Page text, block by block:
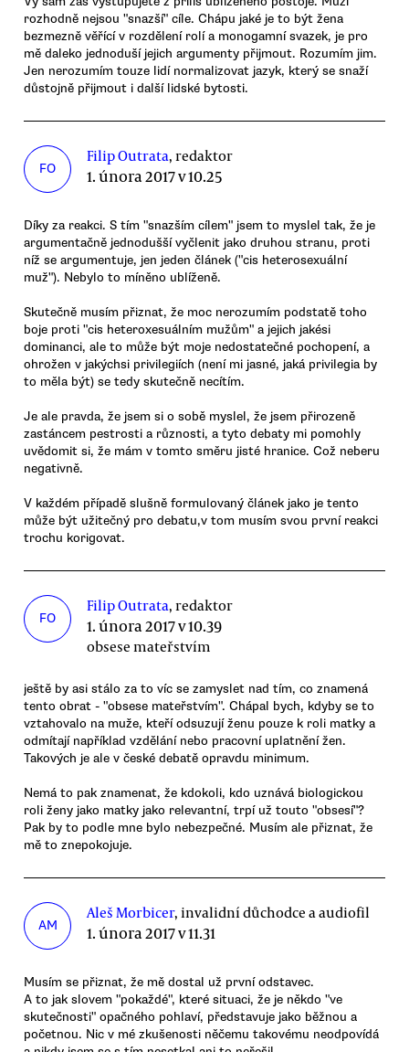
rozhodně nejsou "snazší" cíle. Chápu jaké je to být žena
bezmezně věřící v rozdělení rolí a monogamní svazek, je pro
mě daleko jednoduší jejich argumenty přijmout. Rozumím jim.
Jen nerozumím touze lidí normalizovat jazyk, který se snaží
důstojně přijmout i další lidské bytosti.
FO
Filip Outrata, redaktor
1. února 2017 v 10.25
Díky za reakci. S tím "snazším cílem" jsem to myslel tak, že je
argumentačně jednodušší vyčlenit jako druhou stranu, proti
níž se argumentuje, jen jeden článek ("cis heterosexuální
muž"). Nebylo to míněno ublíženě.
Skutečně musím přiznat, že moc nerozumím podstatě toho
boje proti "cis heteroxesuálním mužům" a jejich jakési
dominanci, ale to může být moje nedostatečné pochopení, a
ohrožen v jakýchsi privilegiích (není mi jasné, jaká privilegia by
to měla být) se tedy skutečně necítím.
Je ale pravda, že jsem si o sobě myslel, že jsem přirozeně
zastáncem pestrosti a různosti, a tyto debaty mi pomohly
uvědomit si, že mám v tomto směru jisté hranice. Což neberu
negativně.
V každém případě slušně formulovaný článek jako je tento
může být užitečný pro debatu,v tom musím svou první reakci
trochu korigovat.
FO
Filip Outrata, redaktor
1. února 2017 v 10.39
obsese mateřstvím
ještě by asi stálo za to víc se zamyslet nad tím, co znamená
tento obrat - "obsese mateřstvím". Chápal bych, kdyby se to
vztahovalo na muže, kteří odsuzují ženu pouze k roli matky a
odmítají například vzdělání nebo pracovní uplatnění žen.
Takových je ale v české debatě opravdu minimum.
Nemá to pak znamenat, že kdokoli, kdo uznává biologickou
roli ženy jako matky jako relevantní, trpí už touto "obsesí"?
Pak by to podle mne bylo nebezpečné. Musím ale přiznat, že
mě to znepokojuje.
AM
Aleš Morbicer, invalidní důchodce a audiofil
1. února 2017 v 11.31
Musím se přiznat, že mě dostal už první odstavec.
A to jak slovem "pokaždé", které situaci, že je někdo "ve
skutečnosti" opačného pohlaví, představuje jako běžnou a
početnou. Nic v mé zkušenosti něčemu takovému neodpovídá